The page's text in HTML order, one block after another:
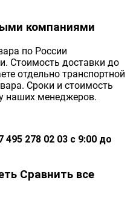
компаниями
по России
Стоимость доставки до
отдельно транспортной
Сроки и стоимость
наших менеджеров.
278 02 03 с 9:00 до
Сравнить все